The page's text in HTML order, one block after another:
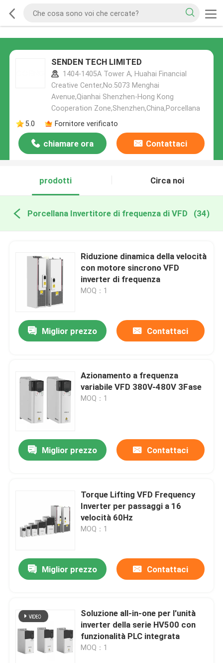
SENDEN TECH LIMITED
1404-1405A Tower A, Huahai Financial
Creative Center,No.5073 Menghai
Avenue,Qianhai Shenzhen-Hong Kong
Cooperation Zone,Shenzhen,China,Porcellana
5.0
Fornitore verificato
chiamare ora Contattaci
prodotti Circa noi
Porcellana Invertitore di frequenza di VFD (34)
Riduzione dinamica della velocità
con motore sincrono VFD
inverter di frequenza
MOQ：1
Miglior prezzo Contattaci
Azionamento a frequenza
variabile VFD 380V-480V 3Fase
MOQ：1
Miglior prezzo Contattaci
Torque Lifting VFD Frequency
Inverter per passaggi a 16
velocità 60Hz
MOQ：1
Miglior prezzo Contattaci
Soluzione all-in-one per l'unità
inverter della serie HV500 con
funzionalità PLC integrata
MOQ：1